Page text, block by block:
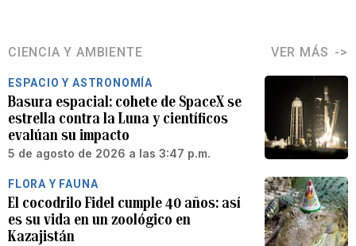
CIENCIA Y AMBIENTE VER MÁS
ESPACIO Y ASTRONOMÍA
Basura espacial: cohete de SpaceX se
estrella contra la Luna y científicos
evalúan su impacto
5 de agosto de 2026 a las 3:47 p.m.
FLORA Y FAUNA
El cocodrilo Fidel cumple 40 años: así
es su vida en un zoológico en
Kazajistán